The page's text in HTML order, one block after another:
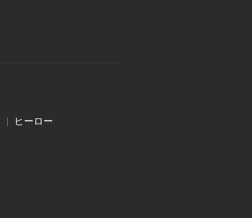
ヒーロー